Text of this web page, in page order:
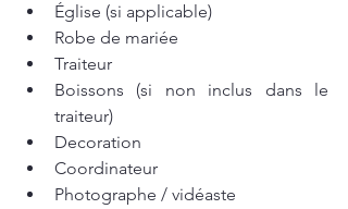
Église (si applicable)
Robe de mariée
Traiteur
Boissons (si non inclus dans le
traiteur)
Decoration
Coordinateur
Photographe / vidéaste